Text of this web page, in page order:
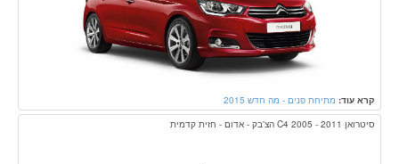
קרא עוד: מתיחת פנים - מה חדש 2015
סיטרואן C4 2005 - 2011 הצ'בק - אדום - חזית קדמית